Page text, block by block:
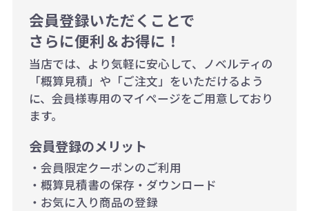
例：200個未満（1式：18,000円）
200個~499個の場合：42円（1個
当たり）
500個~999個の場合：35円（1個
1,000個以上：28円（1個当た
り）
会員登録いただくことで
さらに便利＆お得に！
当店では、より気軽に安心して、ノベルティの
「概算見積」や「ご注文」をいただけるよう
に、会員様専用のマイページをご用意しており
ます。
会員登録のメリット
・会員限定クーポンのご利用
・概算見積書の保存・ダウンロード
・お気に入り商品の登録